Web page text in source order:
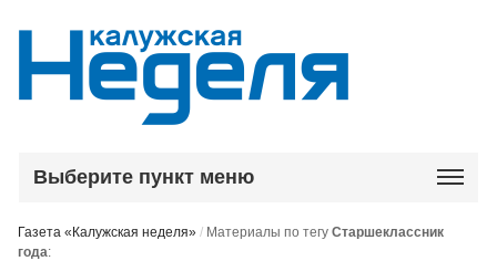
Выберите пункт меню
Газета «Калужская неделя» / Материалы по тегуСтаршеклассник
года: